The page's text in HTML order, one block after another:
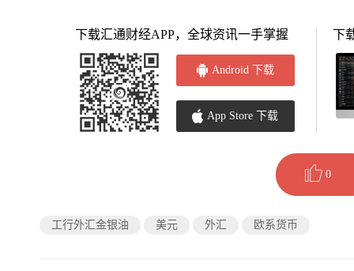
下载汇通财经APP，全球资讯一手掌握
Android 下载
App Store 下载
下
0
工行外汇金银油 美元 外汇 欧系货币